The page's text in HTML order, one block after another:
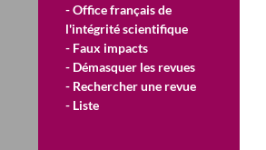
- Office français de
l'intégrité scientifique
- Faux impacts
- Démasquer les revues
- Rechercher une revue
- Liste